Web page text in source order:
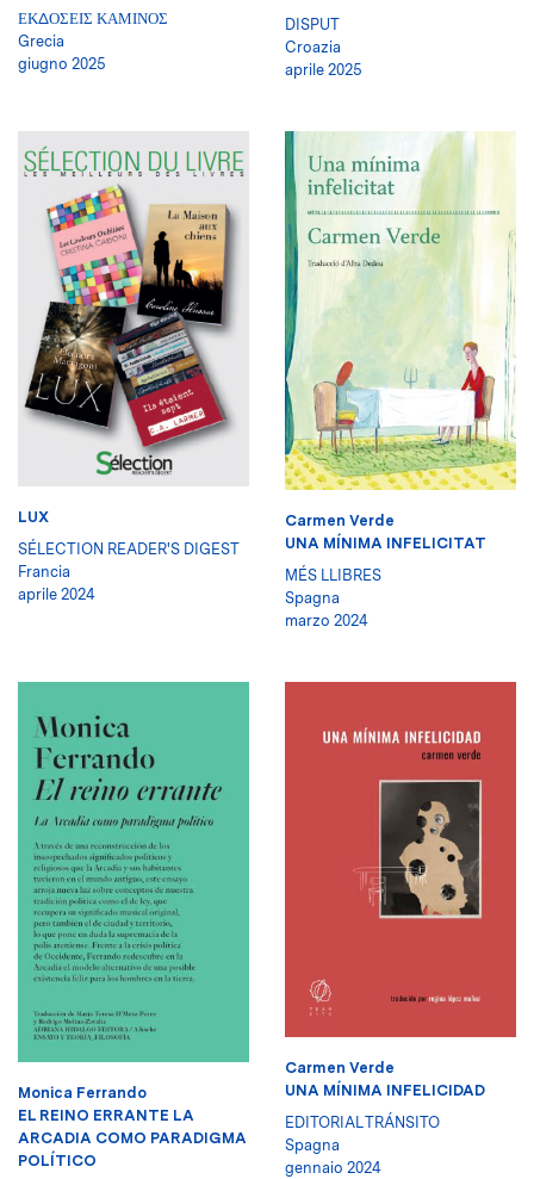
ΕΚΔΟΣΕΙΣ ΚΑΜΙΝΟΣ
Grecia
giugno 2025
DISPUT
Croazia
aprile 2025
LUX
SÉLECTION READER'S DIGEST
Francia
aprile 2024
Carmen Verde
UNA MÍNIMA INFELICITAT
MÉS LLIBRES
Spagna
marzo 2024
Monica Ferrando
EL REINO ERRANTE LA
ARCADIA COMO PARADIGMA
POLÍTICO
Carmen Verde
UNA MÍNIMA INFELICIDAD
EDITORIAL TRÁNSITO
Spagna
gennaio 2024